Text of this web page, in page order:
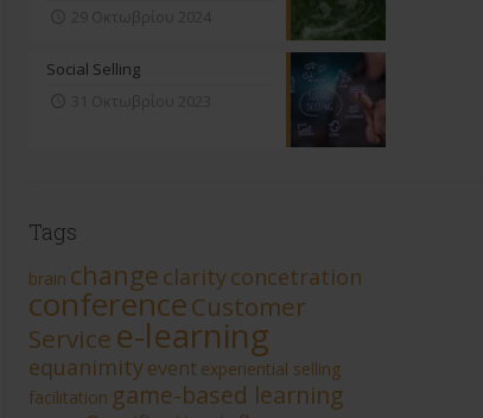
Social Selling
Tags
brain change clarityconcetration
conferenceCustomer
Service e-learning
equanimityevent experiential selling
facilitation game-based learning